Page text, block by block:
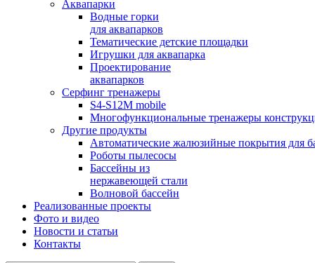
Аквапарки
Водные горки
для аквапарков
Тематические детские площадки
Игрушки для аквапарка
Проектирование
аквапарков
Серфинг тренажеры
S4-S12M mobile
Многофункциональные тренажеры
Другие продукты
Автоматические жалюзийные покрытия для
Роботы пылесосы
Бассейны из
нержавеющей стали
Волновой бассейн
Реализованные проекты
Фото и видео
Новости и статьи
Контакты